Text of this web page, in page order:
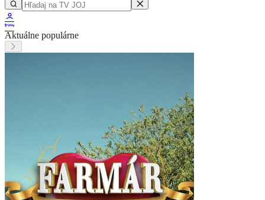
Aktuálne populárne